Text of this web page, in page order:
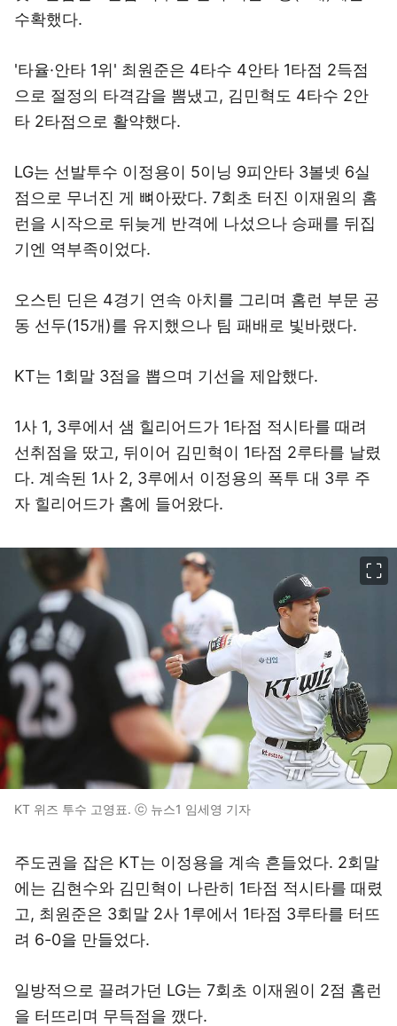
수확했다.
'타율·안타 1위' 최원준은 4타수 4안타 1타점 2득점
으로 절정의 타격감을 뽐냈고, 김민혁도 4타수 2안
타 2타점으로 활약했다.
LG는 선발투수 이정용이 5이닝 9피안타 3볼넷 6실
점으로 무너진 게 뼈아팠다. 7회초 터진 이재원의 홈
런을 시작으로 뒤늦게 반격에 나섰으나 승패를 뒤집
기엔 역부족이었다.
오스틴 딘은 4경기 연속 아치를 그리며 홈런 부문 공
동 선두(15개)를 유지했으나 팀 패배로 빛바랬다.
KT는 1회말 3점을 뽑으며 기선을 제압했다.
1사 1, 3루에서 샘 힐리어드가 1타점 적시타를 때려
선취점을 땄고, 뒤이어 김민혁이 1타점 2루타를 날렸
다. 계속된 1사 2, 3루에서 이정용의 폭투 대 3루 주
자 힐리어드가 홈에 들어왔다.
KT 위즈 투수 고영표. ⓒ 뉴스1 임세영 기자
주도권을 잡은 KT는 이정용을 계속 흔들었다. 2회말
에는 김현수와 김민혁이 나란히 1타점 적시타를 때렸
고, 최원준은 3회말 2사 1루에서 1타점 3루타를 터뜨
려 6-0을 만들었다.
일방적으로 끌려가던 LG는 7회초 이재원이 2점 홈런
을 터뜨리며 무득점을 깼다.